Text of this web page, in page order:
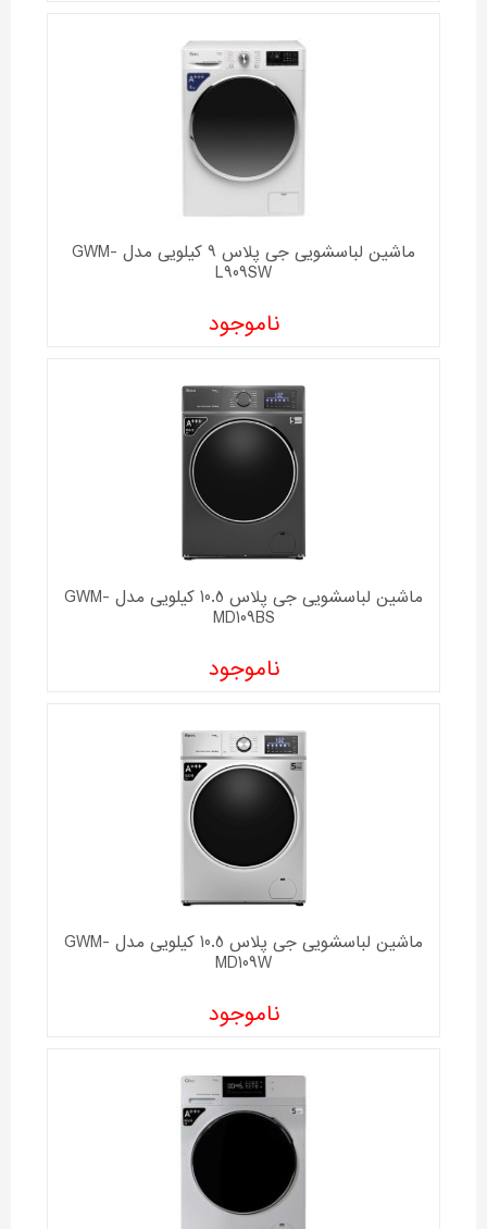
ماشین لباسشویی جی پلاس 9 کیلویی مدل GWM-
L909SW
ناموجود
ماشین لباسشویی جی پلاس 10.5 کیلویی مدل GWM-
MD109BS
ناموجود
ماشین لباسشویی جی پلاس 10.5 کیلویی مدل GWM-
MD109W
ناموجود